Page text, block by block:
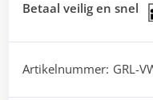
Betaal veilig en snel
Artikelnummer: GRL-